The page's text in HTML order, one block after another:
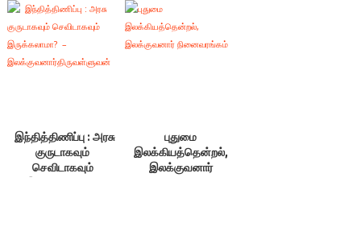
திருவள்ளுவன்
இலக்குவனார்
திருவள்ளுவன்
இந்தித்திணிப்பு : அரசு
குருடாகவும்
செவிடாகவும்
புதுமை
இலக்கியத்தென்றல்,
இலக்குவனார்